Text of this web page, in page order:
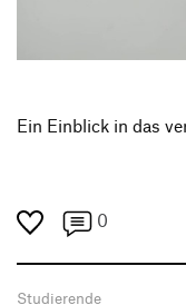
Ein Einblick in das
0
Studierende